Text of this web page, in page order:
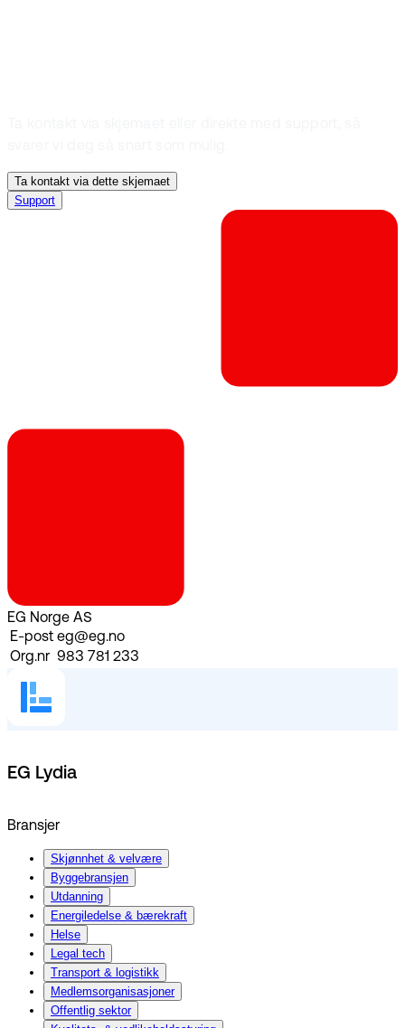
Ta kontakt via dette skjemaet
Support
EG Norge AS
E-post eg@eg.no
Org.nr 983 781 233
EG Lydia
Bransjer
Skjønnhet & velvære
Byggebransjen
Utdanning
Energiledelse & bærekraft
Helse
Legal tech
Transport & logistikk
Medlemsorganisasjoner
Offentlig sektor